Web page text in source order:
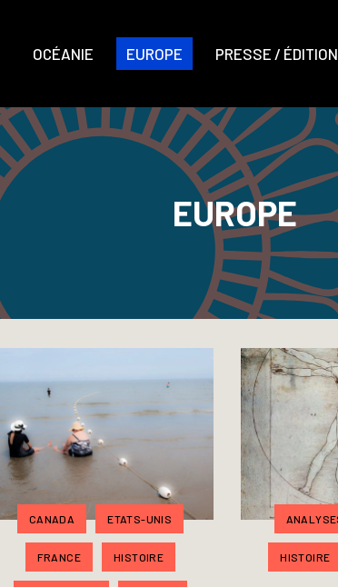
OCÉANIE EUROPE PRESSE / ÉDITION
EUROPE
CANADA ETATS-UNIS
FRANCE HISTOIRE HISTOIRE